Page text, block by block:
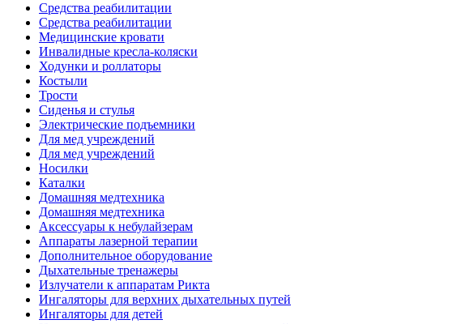
Средства реабилитации
Средства реабилитации
Медицинские кровати
Инвалидные кресла-коляски
Ходунки и роллаторы
Костыли
Трости
Сиденья и стулья
Электрические подъемники
Для мед учреждений
Для мед учреждений
Носилки
Каталки
Домашняя медтехника
Домашняя медтехника
Аксессуары к небулайзерам
Аппараты лазерной терапии
Дополнительное оборудование
Дыхательные тренажеры
Излучатели к аппаратам Рикта
Ингаляторы для верхних дыхательных путей
Ингаляторы для детей